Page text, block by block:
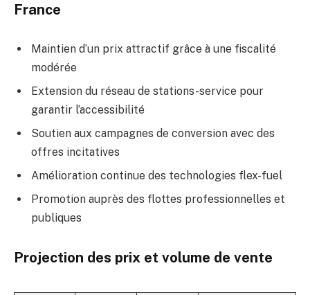
France
Maintien d’un prix attractif grâce à une fiscalité
modérée
Extension du réseau de stations-service pour
garantir l’accessibilité
Soutien aux campagnes de conversion avec des
offres incitatives
Amélioration continue des technologies flex-fuel
Promotion auprès des flottes professionnelles et
publiques
Projection des prix et volume de vente